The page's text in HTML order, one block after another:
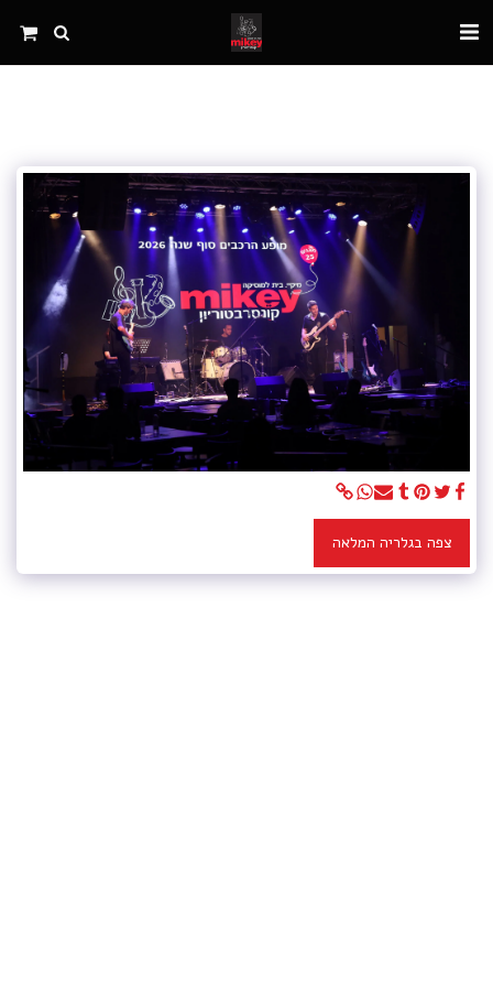
צפה בגלריה המלאה